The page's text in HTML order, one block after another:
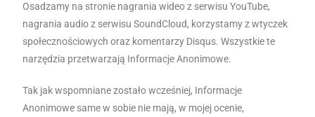
Osadzamy na stronie nagrania wideo z serwisu YouTube,
nagrania audio z serwisu SoundCloud, korzystamy z wtyczek
społecznościowych oraz komentarzy Disqus. Wszystkie te
narzędzia przetwarzają Informacje Anonimowe.
Tak jak wspomniane zostało wcześniej, Informacje
Anonimowe same w sobie nie mają, w mojej ocenie,